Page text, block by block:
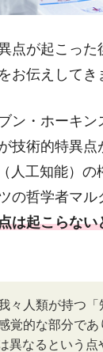
点が起こった
お伝えしてき
ン・ホーキン
技術的特異点
人工知能）の
の哲学者マル
は起こらない
々人類が持つ「
覚的な部分であ
異なるという点